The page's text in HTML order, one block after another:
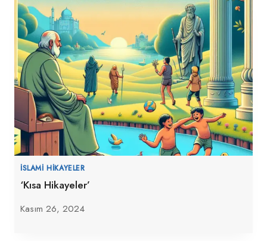
İSLAMI HIKAYELER
‘Kısa Hikayeler’
Kasım 26, 2024